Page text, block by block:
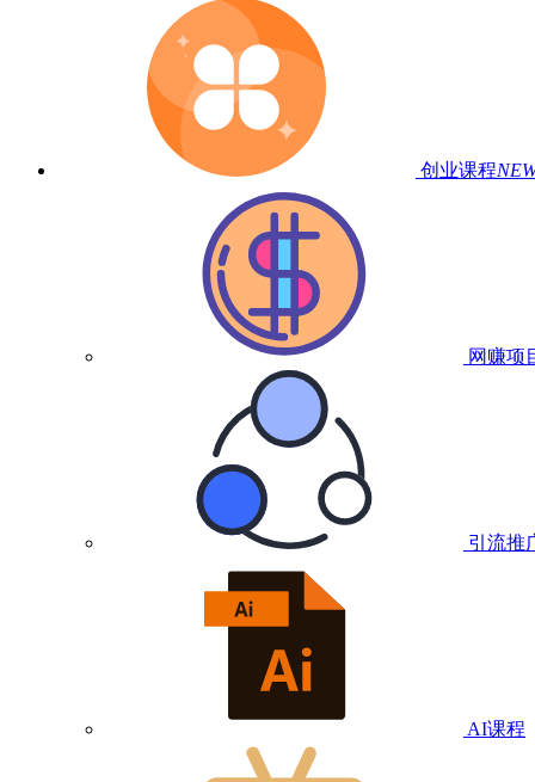
创业课程
网赚项
引流推
AI课程